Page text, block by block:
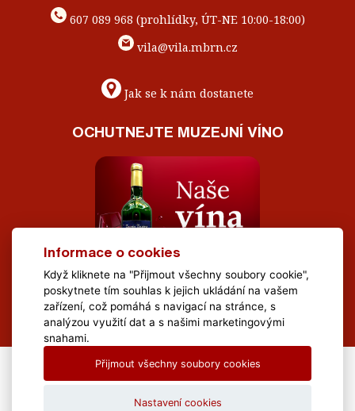
607 089 968 (prohlídky, ÚT-NE 10:00-18:00)
vila@vila.mbrn.cz
Jak se k nám dostanete
OCHUTNEJTE MUZEJNÍ VÍNO
All Rights Reserved Muzeum Brněnska © 2020, Webdesign by
Informace o cookies
Když kliknete na "Přijmout všechny soubory cookie",
poskytnete tím souhlas k jejich ukládání na vašem
zařízení, což pomáhá s navigací na stránce, s
analýzou využití dat a s našimi marketingovými
snahami.
Přijmout všechny soubory cookies
Nastavení cookies